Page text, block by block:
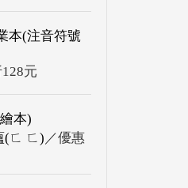
本(注音符號
元
本)
(ㄈ ㄈ) ／優惠